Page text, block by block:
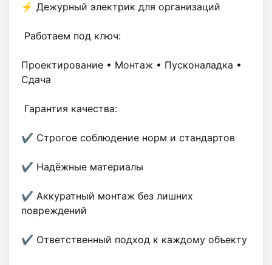
⚡ Дежурный электрик для организаций
Проектирование • Монтаж • Пусконаладка •
Сдача
✔ Строгое соблюдение норм и стандартов
✔ Надёжные материалы
✔ Аккуратный монтаж без лишних
повреждений
✔ Ответственный подход к каждому объекту